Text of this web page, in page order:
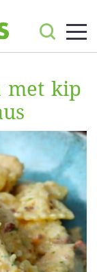
met kip